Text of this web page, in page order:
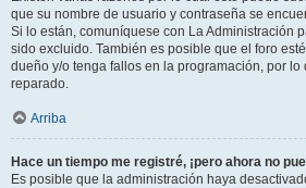
que su nombre de usuario y contraseña se
Si lo están, comuníquese con La Administración
sido excluido. También es posible que el foro
dueño y/o tenga fallos en la programación, por lo
reparado.
Arriba
Hace un tiempo me registré, ¡pero ahora no
Es posible que la administración haya